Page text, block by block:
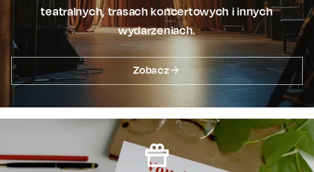
teatralnych, trasach koncertowych i innych
wydarzeniach.
Zobacz